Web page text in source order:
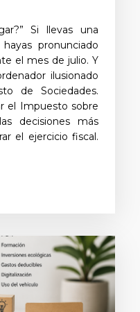
Si llevas una
pronunciado
el mes de julio. Y
ilusionado
de Sociedades.
el Impuesto sobre
decisiones más
el ejercicio fiscal.